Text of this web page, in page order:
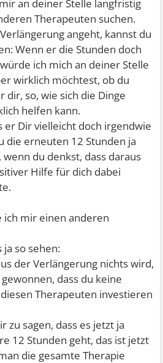
an deiner Stelle langfristig
Therapeuten suchen.
angeht, kannst du
Wenn er die Stunden doch
ich mich an deiner Stelle
wirklich möchtest, ob du
dir, so, wie sich die Dinge
helfen kann.
er Dir vielleicht doch irgendwie
die erneuten 12 Stunden ja
du denkst, dass daraus
Hilfe für dich dabei
mir einen anderen
ja so sehen:
der Verlängerung nichts wird,
dass du keine
Therapeuten investieren
zu sagen, dass es jetzt ja
12 Stunden geht, das ist jetzt
die gesamte Therapie